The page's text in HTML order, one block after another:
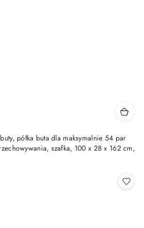
półka buta dla maksymalnie 54 par
szafka, 100 x 28 x 162 cm,